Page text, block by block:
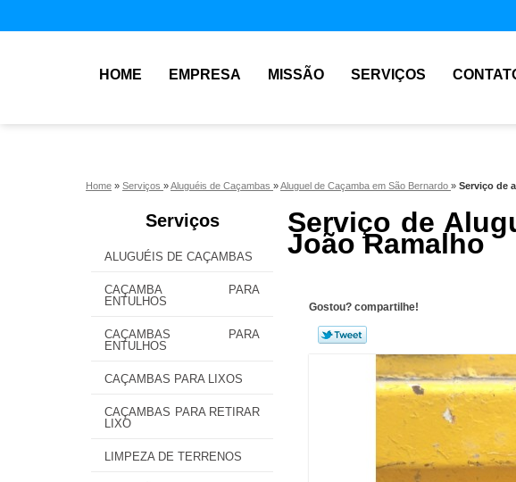
HOME EMPRESA MISSÃO SERVIÇOS
Home » Serviços »Aluguéis de Caçambas »Aluguel de Caçamba em São Bernardo » Serviço de
Serviços
ALUGUÉIS DE CAÇAMBAS
CAÇAMBA PARA
ENTULHOS
CAÇAMBAS PARA
ENTULHOS
CAÇAMBAS PARA LIXOS
CAÇAMBAS PARA RETIRAR
LIXO
LIMPEZA DE TERRENOS
Serviço de
João Ramalho
Gostou? compartilhe!